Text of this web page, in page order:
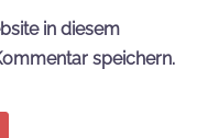
in diesem
speichern.